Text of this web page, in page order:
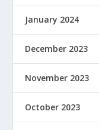
January 2024
December 2023
November 2023
October 2023